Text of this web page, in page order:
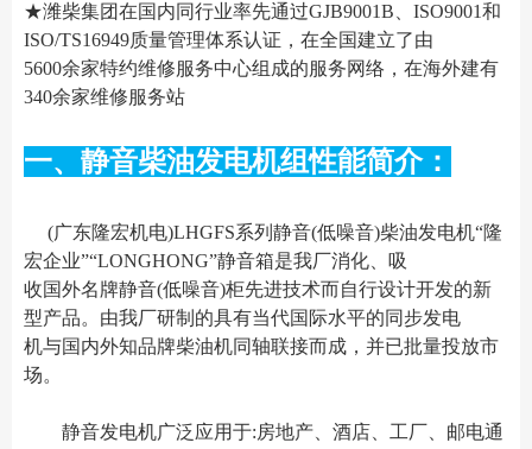
★潍柴集团在国内同行业率先通过GJB9001B、ISO9001和
ISO/TS16949质量管理体系认证，在全国建立了由
5600余家特约维修服务中心组成的服务网络，在海外建有
340余家维修服务站
一、静音柴油发电机组性能简介：
(广东隆宏机电)LHGFS系列静音(低噪音)柴油发电机“隆
宏企业”“LONGHONG”静音箱是我厂消化、吸
收国外名牌静音(低噪音)柜先进技术而自行设计开发的新
型产品。由我厂研制的具有当代国际水平的同步发电
机与国内外知品牌柴油机同轴联接而成，并已批量投放市
场。
静音发电机广泛应用于:房地产、酒店、工厂、邮电通